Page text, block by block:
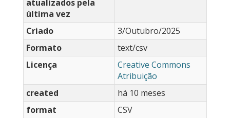
atualizados pela
última vez
Criado
3/Outubro/2025
Formato
text/csv
Licença
Creative Commons
Atribuição
created
há 10 meses
format
CSV